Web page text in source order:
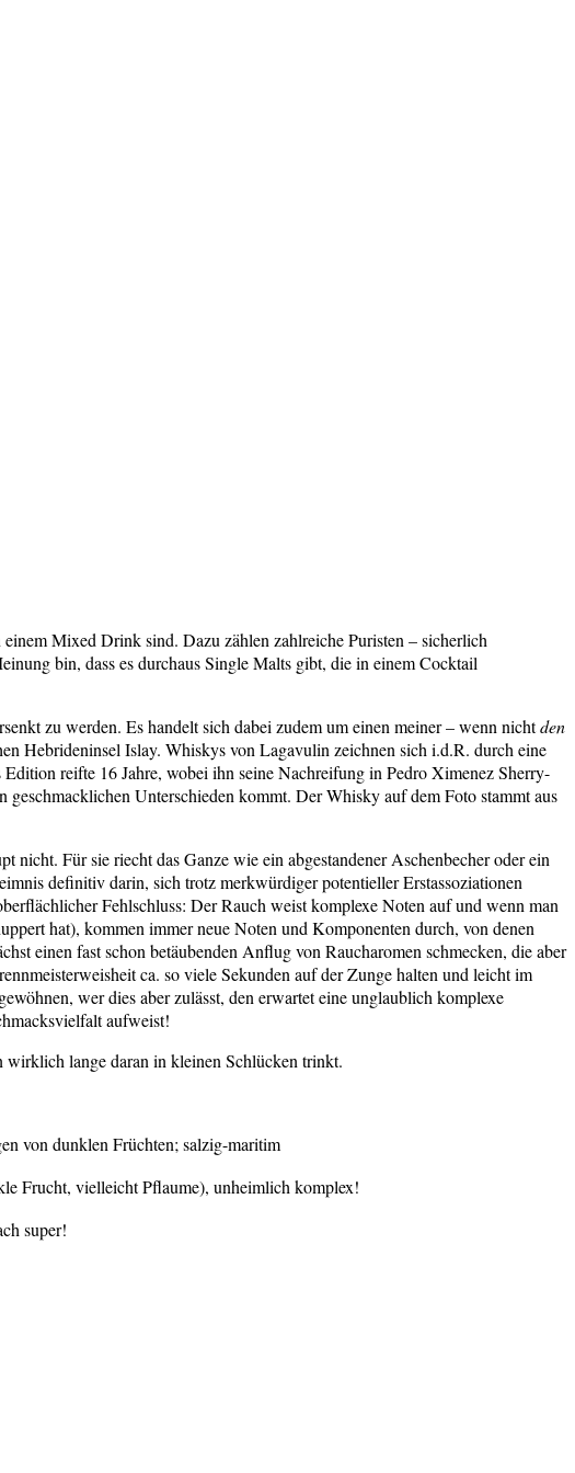
Mixed Drink sind. Dazu zählen zahlreiche Puristen – sicherlich
bin, dass es durchaus Single Malts gibt, die in einem Cocktail
zu werden. Es handelt sich dabei zudem um einen meiner – wenn nichtden
Hebrideninsel Islay. Whiskys von Lagavulin zeichnen sich i.d.R. durch eine
reifte 16 Jahre, wobei ihn seine Nachreifung in Pedro Ximenez Sherry-
Unterschieden kommt. Der Whisky auf dem Foto stammt aus
Für sie riecht das Ganze wie ein abgestandener Aschenbecher oder ein
definitiv darin, sich trotz merkwürdiger potentieller Erstassoziationen
Fehlschluss: Der Rauch weist komplexe Noten auf und wenn man
hat), kommen immer neue Noten und Komponenten durch, von denen
einen fast schon betäubenden Anflug von Raucharomen schmecken, die aber
ca. so viele Sekunden auf der Zunge halten und leicht im
wer dies aber zulässt, den erwartet eine unglaublich komplexe
aufweist!
wirklich lange daran in kleinen Schlücken trinkt.
von dunklen Früchten; salzig-maritim
Frucht, vielleicht Pflaume), unheimlich komplex!
super!